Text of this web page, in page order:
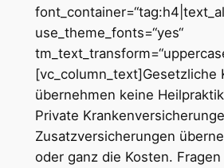
use_theme_fonts=“yes“
[vc_column_text]Gesetzliche
übernehmen keine
Private
Zusatzversicherungen
oder ganz die Kosten.